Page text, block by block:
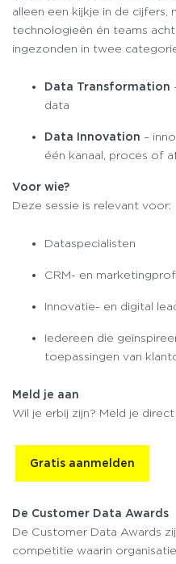
alleen een kijkje in de cijfers,
technologieën én teams
ingezonden in twee
Data Transformation
data
Data Innovation –
één kanaal, proces of
Voor wie?
Deze sessie is relevant voor:
Dataspecialisten
CRM- en
Innovatie- en digital
Iedereen die
toepassingen van
Meld je aan
Wil je erbij zijn? Meld je direct
Gratis aanmelden
De Customer Data Awards
De Customer Data Awards
competitie waarin